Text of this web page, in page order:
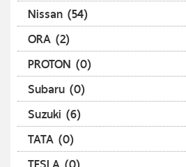
Nissan (54)
ORA (2)
PROTON (0)
Subaru (0)
Suzuki (6)
TATA (0)